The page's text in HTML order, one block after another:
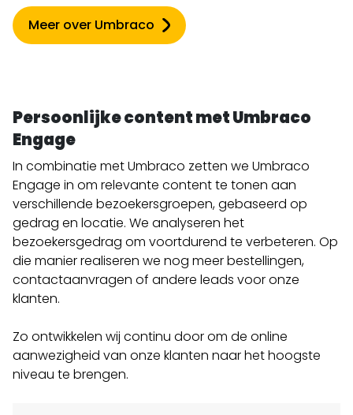
Meer over Umbraco
Persoonlijke content met Umbraco
Engage
In combinatie met Umbraco zetten we Umbraco
Engage in om relevante content te tonen aan
verschillende bezoekersgroepen, gebaseerd op
gedrag en locatie. We analyseren het
bezoekersgedrag om voortdurend te verbeteren. Op
die manier realiseren we nog meer bestellingen,
contactaanvragen of andere leads voor onze
klanten.
Zo ontwikkelen wij continu door om de online
aanwezigheid van onze klanten naar het hoogste
niveau te brengen.